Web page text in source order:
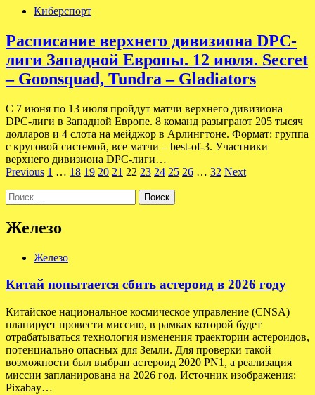
Киберспорт
Расписание верхнего дивизиона DPC-
лиги Западной Европы. 12 июля. Secret
– Goonsquad, Tundra – Gladiators
С 7 июня по 13 июля пройдут матчи верхнего дивизиона
DPC-лиги в Западной Европе. 8 команд разыграют 205 тысяч
долларов и 4 слота на мейджор в Арлингтоне. Формат: группа
с круговой системой, все матчи – best-of-3. Участники
верхнего дивизиона DPC-лиги…
Пагинация
записей
Previous 1 … 18 19 20 21 22 23 24 25 26 … 32 Next
Найти:
Железо
Железо
Китай попытается сбить астероид в 2026 году
Китайское национальное космическое управление (CNSA)
планирует провести миссию, в рамках которой будет
отрабатываться технология изменения траектории астероидов,
потенциально опасных для Земли. Для проверки такой
возможности был выбран астероид 2020 PN1, а реализация
миссии запланирована на 2026 год. Источник изображения:
Pixabay…